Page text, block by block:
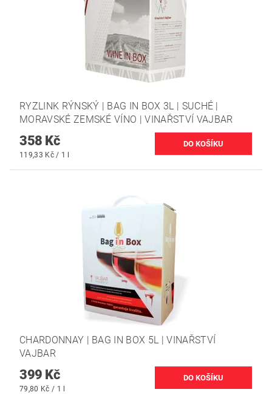
RYZLINK RÝNSKÝ | BAG IN BOX 3L | SUCHÉ |
MORAVSKÉ ZEMSKÉ VÍNO | VINAŘSTVÍ VAJBAR
358 Kč
119,33 Kč / 1 l
CHARDONNAY | BAG IN BOX 5L | VINAŘSTVÍ
VAJBAR
399 Kč
79,80 Kč / 1 l